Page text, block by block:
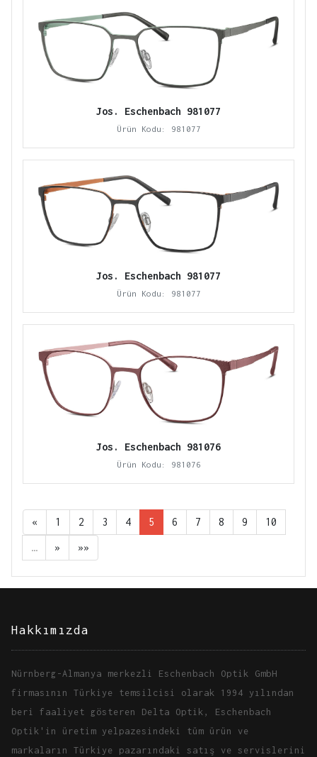
Jos. Eschenbach 981077
Ürün Kodu: 981077
Jos. Eschenbach 981077
Ürün Kodu: 981077
Jos. Eschenbach 981076
Ürün Kodu: 981076
« 1 2 3 4 5 6 7 8 9 10
… » »»
Hakkımızda
Nürnberg-Almanya merkezli Eschenbach Optik GmbH
firmasının Türkiye temsilcisi olarak 1994 yılından
beri faaliyet gösteren Delta Optik, Eschenbach
Optik'in üretim yelpazesindeki tüm ürün ve
markaların Türkiye pazarındaki satış ve servislerini